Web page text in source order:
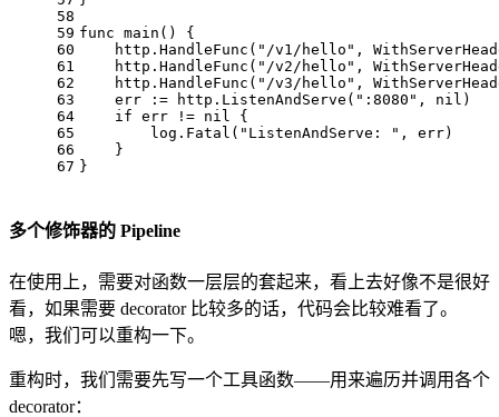
58
59
60
61
62
63
64
65
66
67
func main ()
{
    http.HandleFunc(
"/v1/hello" ,
    http.HandleFunc(
"/v2/hello" ,
    http.HandleFunc(
"/v3/hello" ,
    err := http.ListenAndServe(
":8080" , nil )
if err != nil {
        log.Fatal(
"ListenAndServe: " , err)
    }
}
多个修饰器的 Pipeline
在使用上，需要对函数一层层的套起来，看上去好像不是很好
看，如果需要 decorator 比较多的话，代码会比较难看了。
嗯，我们可以重构一下。
重构时，我们需要先写一个工具函数——用来遍历并调用各个
decorator：